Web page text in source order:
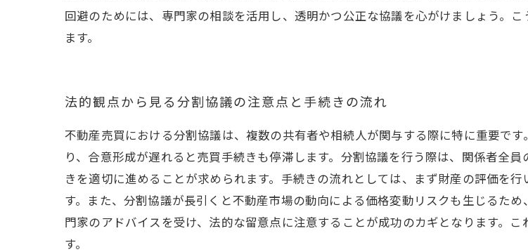
回避のためには、専門家の相談を活用し、透明かつ公正な協議を心がけましょう。
ます。
法的観点から見る分割協議の注意点と手続きの流れ
不動産売買における分割協議は、複数の共有者や相続人が関与する際に特に重要で
り、合意形成が遅れると売買手続きも停滞します。分割協議を行う際は、関係者全
きを適切に進めることが求められます。手続きの流れとしては、まず財産の評価を
す。また、分割協議が長引くと不動産市場の動向による価格変動リスクも生じるた
門家のアドバイスを受け、法的な留意点に注意することが成功のカギとなります。
す。